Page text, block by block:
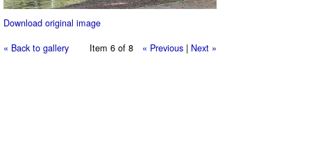
Download original image
« Back to gallery
Item 6 of 8 « Previous| Next »